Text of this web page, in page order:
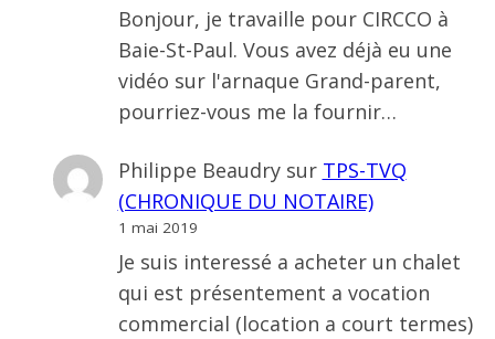
Bonjour, je travaille pour CIRCCO à
Baie-St-Paul. Vous avez déjà eu une
vidéo sur l'arnaque Grand-parent,
pourriez-vous me la fournir…
Philippe Beaudrysur TPS-TVQ
(CHRONIQUE DU NOTAIRE)
1 mai 2019
Je suis interessé a acheter un chalet
qui est présentement a vocation
commercial (location a court termes)